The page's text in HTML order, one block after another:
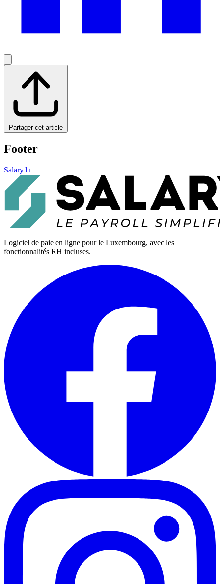
Partager cet article
Footer
Salary.lu
Logiciel de paie en ligne pour le Luxembourg, avec les
fonctionnalités RH incluses.